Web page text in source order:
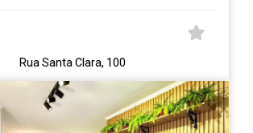
Rua Santa Clara, 100